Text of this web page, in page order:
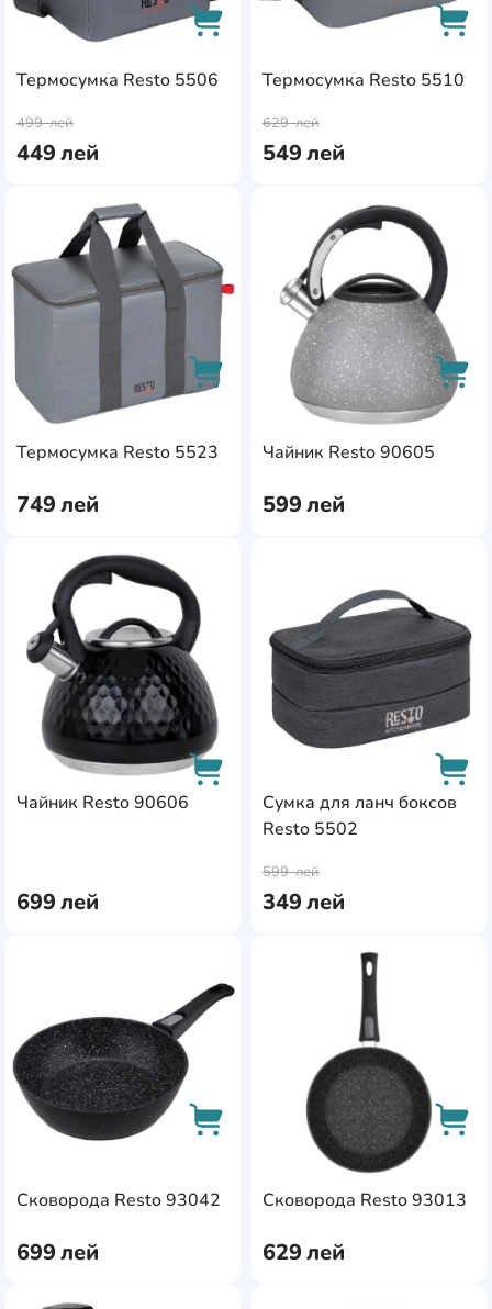
Кухонные ложки
Термосумка Resto 5506
449лей
499лей
Термосумка Resto 5510
549лей
629лей
Термосумка Resto 5523
749лей
AddCardToFavourite
AddCardToCart
Чайник Resto 90605
599лей
Чайник Resto 90606
699лей
Сумка для ланч боксов
Resto 5502
349лей
599лей
Сковорода Resto 93042
699лей
AddCardToFavourite
AddCardToCart
Сковорода Resto 93013
629лей